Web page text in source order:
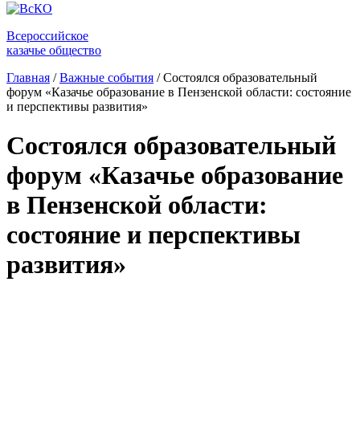
Всероссийское
казачье общество
Главная / Важные события / Состоялся образовательный
форум «Казачье образование в Пензенской области: состояние
и перспективы развития»
Состоялся образовательный
форум «Казачье образование
в Пензенской области:
состояние и перспективы
развития»